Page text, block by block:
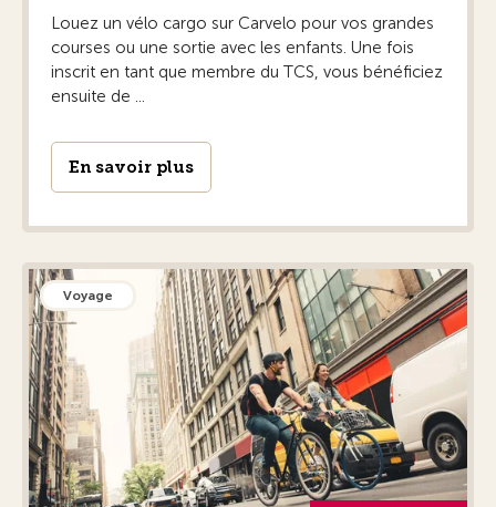
Louez un vélo cargo sur Carvelo pour vos grandes
courses ou une sortie avec les enfants. Une fois
inscrit en tant que membre du TCS, vous bénéficiez
ensuite de ...
En savoir plus
Voyage